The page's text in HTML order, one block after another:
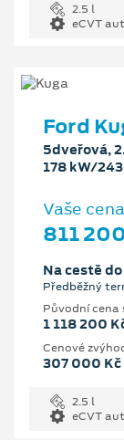
2.5 l
eCVT
Ford
5dveřová,
178 kW/
Vaše
811
Na cestě do
Předběžný
Původní cena
1 118 200
Cenové
307 000 Kč
2.5 l
eCVT